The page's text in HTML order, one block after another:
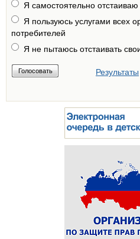
Я самостоятельно
Я пользуюсь услугами всех
потребителей
Я не пытаюсь отстаивать
Результаты